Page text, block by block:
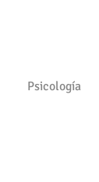
Psicología